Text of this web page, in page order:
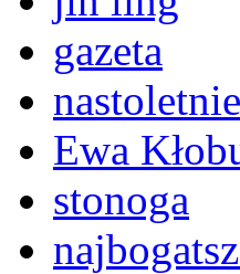
gazeta
Ewa
stonoga